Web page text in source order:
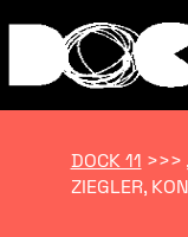
DOCK 11 >>>
ZIEGLER,